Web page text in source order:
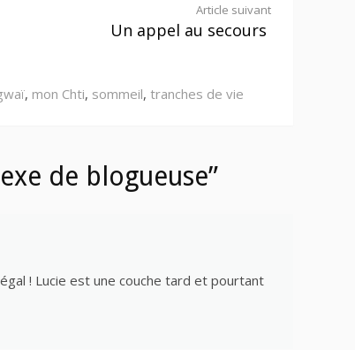
Article suivant
Un appel au secours
, mon Chti, sommeil, tranches de vie
de blogueuse”
! Lucie est une couche tard et pourtant